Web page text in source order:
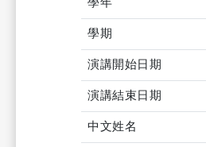
學期
演講開始日期
演講結束日期
中文姓名